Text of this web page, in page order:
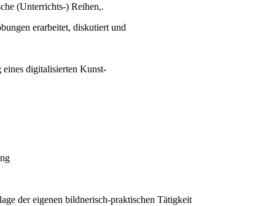
(Unterrichts-) Reihen,.
erarbeitet, diskutiert und
eines digitalisierten Kunst-
der eigenen bildnerisch-praktischen Tätigkeit